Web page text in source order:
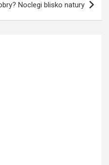
Noclegi blisko natury